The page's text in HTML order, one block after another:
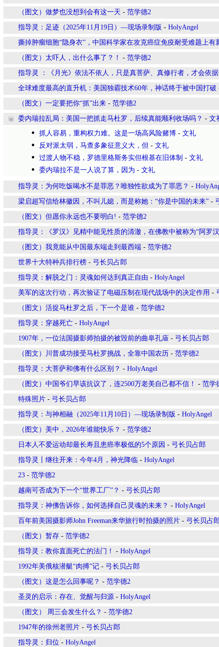
（图文）做梦也没想到会有这一天 - 范学德2
指导灵：足迹（2025年11月19日）—现场录制版 - HolyAngel
撕掉肿瘤细胞“隐身衣”，中国科学家在攻克癌症免疫耐受难题上有
（图文）太吓人，出什么事了？！ - 范学德2
指导灵 ：《月光》依法不依人，只是真菩萨、真修行者，才会依
全球难度最高的直升机：美国独霸技术60年，神话终于被中国打破
（图文）一定要把你“抓”出来 - 范学德2
委内瑞拉乱局：美国一把抓走马杜罗，后续真能顺利收场吗？ - 文
抓人容易，重构权力难。这是一场高风险赌博 - 文礼
反对派太弱，马查多象征意义大，但 - 文礼
过渡人物不稳，罗德里格斯务实但根基在旧体制 - 文礼
委内瑞拉不是一人说了算，因为 - 文礼
指导灵：为何吃饭喝水不是罪恶？唯独性欲成为了罪恶？ -
梁启超写信给林徽因，不叫儿媳，而是称她：“你是中国的未来” -
（图文）但愿你永远也不要明白! - 范学德2
指导灵：《罗汉》见精中能见性质的清澈，在佛教中被称为“阿罗
（图文）我竟能从中国最东端走到最西端 - 范学德2
世界十大特种兵排行榜 - 弓长贝占郎
指导灵：解脱之门：灵魂如何达到真正自由 - HolyAngel
美军的这次行动，再次验证了电磁压制在现代战场中的决定作用 -
（图文）活捉马杜罗之后，下一个是谁 - 范学德2
指导灵：穿越死亡 - HolyAngel
1907年，一位法国摄影师拍摄的被毁前的曲阜孔庙 - 弓长贝占郎
（图文）川普成功接受马杜罗挑战，全靠中国农历 - 范学德2
指导灵：大菩萨和佛有什么区别？ - HolyAngel
（图文）中国爷们早该抗议了，连2500万老美自己都不信！ - 范学
特殊照片 - 弓长贝占郎
指导灵：与神相融（2025年11月10日）—现场录制版 - HolyAngel
（图文）美中，2026年谁能快乐？ - 范学德2
日本人不爱运动却最长寿且患癌率极低的5个原因 - 弓长贝占郎
指导灵丨继往开来：今年4月，神光降临 - HolyAngel
23 - 范学德2
越南可否成为下一个“世界工厂”？ - 弓长贝占郎
指导灵：神佛告诉你，如何选择自己灵魂的未来？ - HolyAngel
百年前美国摄影师John Freeman来华旅行时拍摄的照片 - 弓长贝占
（图文）暂存 - 范学德2
指导灵：教你直面死亡的法门！ - HolyAngel
1992年美俄核潜艇“肉搏”记 - 弓长贝占郎
（图文）这是怎么回事呢？ - 范学德2
圣灵的启示：存在、觉醒与归源 - HolyAngel
（图文） 周三会发生什么？ - 范学德2
1947年的徐州老照片 - 弓长贝占郎
指导灵：归位 - HolyAngel